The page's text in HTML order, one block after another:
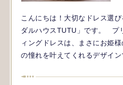
こんにちは！大切なドレス選
ダルハウスTUTU」です。 プ
ィングドレスは、まさにお姫
の憧れを叶えてくれるデザイ